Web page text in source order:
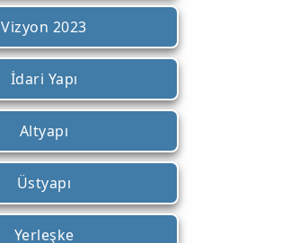
Vizyon 2023
İdari Yapı
Altyapı
Üstyapı
Yerleşke